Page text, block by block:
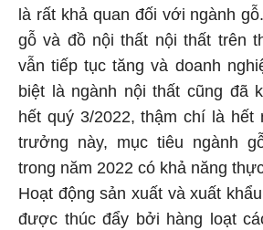
là rất khả quan đối với ngành
gỗ và đồ nội thất nội thất trên
vẫn tiếp tục tăng và doanh
biệt là ngành nội thất cũng đã
hết quý 3/2022, thậm chí là hết
trưởng này, mục tiêu ngành
trong năm 2022 có khả năng
Hoạt động sản xuất và xuất
được thúc đẩy bởi hàng loạt